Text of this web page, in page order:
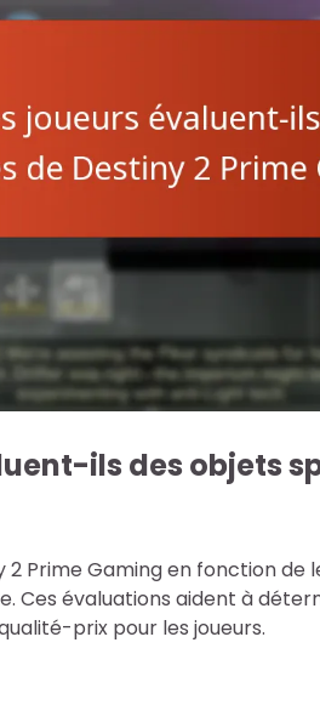
ils des objets
2 Prime Gaming en fonction
Ces évaluations aident à
prix pour les joueurs.